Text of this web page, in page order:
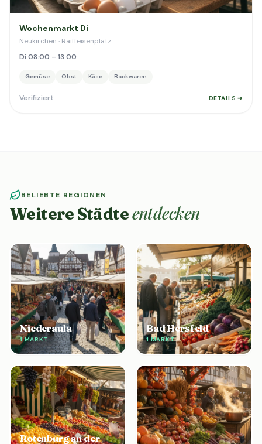
Wochenmarkt Di
Neukirchen · Raiffeisenplatz
Di 08:00 – 13:00
Gemüse Obst Käse Backwaren
Verifiziert DETAILS ➔
BELIEBTE REGIONEN
Weitere Städteentdecken
Niederaula
1 MARKT
Bad Hersfeld
1 MARKT
Rotenburg an der